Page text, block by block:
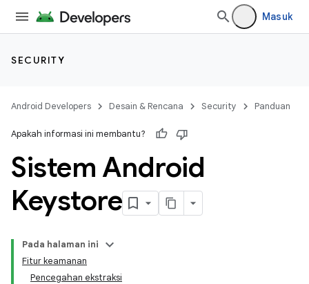
Masuk
SECURITY
Android Developers Desain & Rencana Security Panduan
Apakah informasi ini membantu?
Sistem Android
Keystore
Pada halaman ini
Fitur keamanan
Pencegahan ekstraksi